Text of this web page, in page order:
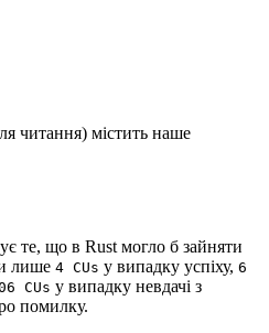
читання) містить наше
те, що в Rust могло б зайняти
лише 4 CUs у випадку успіху, 6
CUs у випадку невдачі з
помилку.